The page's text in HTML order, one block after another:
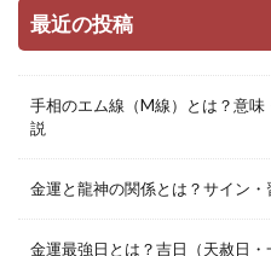
最近の投稿
手相のエム線（M線）とは？意
説
金運と龍神の関係とは？サイン
金運最強日とは？吉日（天赦日